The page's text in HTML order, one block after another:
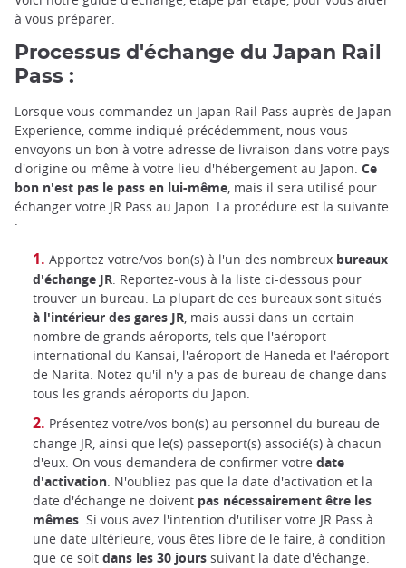
à vous préparer.
Processus d'échange du Japan Rail
Pass :
Lorsque vous commandez un Japan Rail Pass auprès de Japan
Experience, comme indiqué précédemment, nous vous
envoyons un bon à votre adresse de livraison dans votre pays
d'origine ou même à votre lieu d'hébergement au Japon. Ce
bon n'est pas le pass en lui-même, mais il sera utilisé pour
échanger votre JR Pass au Japon. La procédure est la suivante
:
Apportez votre/vos bon(s) à l'un des nombreux bureaux
d'échange JR. Reportez-vous à la liste ci-dessous pour
trouver un bureau. La plupart de ces bureaux sont situés
à l'intérieur des gares JR, mais aussi dans un certain
nombre de grands aéroports, tels que l'aéroport
international du Kansai, l'aéroport de Haneda et l'aéroport
de Narita. Notez qu'il n'y a pas de bureau de change dans
tous les grands aéroports du Japon.
Présentez votre/vos bon(s) au personnel du bureau de
change JR, ainsi que le(s) passeport(s) associé(s) à chacun
d'eux. On vous demandera de confirmer votre date
d'activation. N'oubliez pas que la date d'activation et la
date d'échange ne doivent pas nécessairement être les
mêmes. Si vous avez l'intention d'utiliser votre JR Pass à
une date ultérieure, vous êtes libre de le faire, à condition
que ce soit dans les 30 jours suivant la date d'échange.